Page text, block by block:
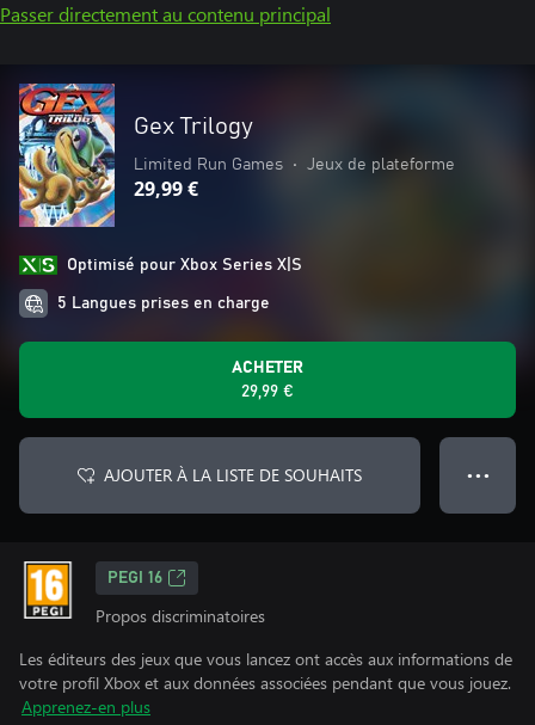
Passer directement au contenu principal
Gex Trilogy
Limited Run Games • Jeux de plateforme
29,99 €
Optimisé pour Xbox Series X|S
5 Langues prises en charge
ACHETER
29,99 €
AJOUTER À LA LISTE DE SOUHAITS ● ● ●
PEGI 16
Propos discriminatoires
Les éditeurs des jeux que vous lancez ont accès aux informations de
votre profil Xbox et aux données associées pendant que vous jouez.
Apprenez-en plus